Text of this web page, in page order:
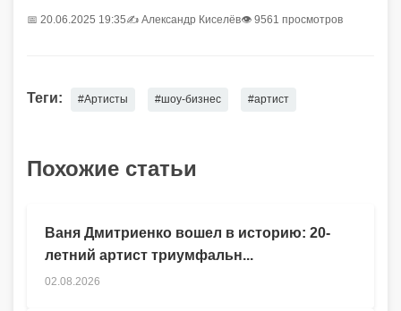
📅 20.06.2025 19:35✍️ Александр Киселёв👁 9561 просмотров
Теги: #Артисты #шоу-бизнес #артист
Похожие статьи
Ваня Дмитриенко вошел в историю: 20-
летний артист триумфальн...
02.08.2026